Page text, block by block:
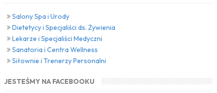
Salony Spa i Urody
Dietetycy i Specjaliści ds. Żywienia
Lekarze i Specjaliści Medyczni
Sanatoria i Centra Wellness
Siłownie i Trenerzy Personalni
JESTEŚMY NA FACEBOOKU